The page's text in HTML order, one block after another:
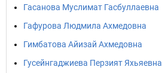
Гасанова Муслимат Гасбуллаевна
Гафурова Людмила Ахмедовна
Гимбатова Айизай Ахмедовна
Гусейнгаджиева Перзият Яхьяевна